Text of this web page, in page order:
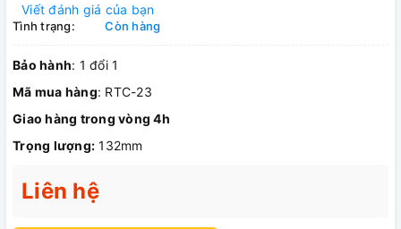
Viết đánh giá của bạn
Tình trạng: Còn hàng
Bảo hành: 1 đổi 1
Mã mua hàng: RTC-23
Giao hàng trong vòng 4h
Trọng lượng: 132mm
Liên hệ